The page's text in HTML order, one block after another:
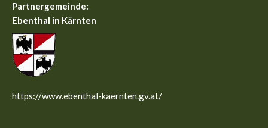
Partnergemeinde:
Ebenthal in Kärnten
https://www.ebenthal-kaernten.gv.at/